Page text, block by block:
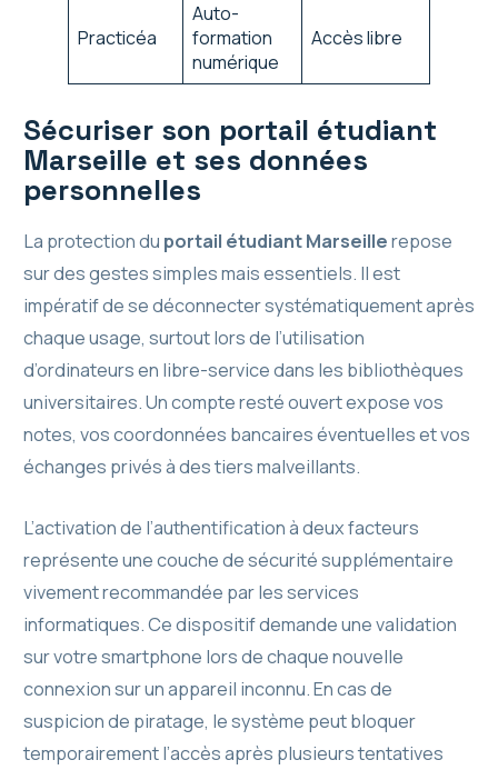
Practicéa
Auto-
formation
numérique
Accès libre
Sécuriser son portail étudiant
Marseille et ses données
personnelles
La protection du portail étudiant Marseillerepose
sur des gestes simples mais essentiels. Il est
impératif de se déconnecter systématiquement après
chaque usage, surtout lors de l’utilisation
d’ordinateurs en libre-service dans les bibliothèques
universitaires. Un compte resté ouvert expose vos
notes, vos coordonnées bancaires éventuelles et vos
échanges privés à des tiers malveillants.
L’activation de l’authentification à deux facteurs
représente une couche de sécurité supplémentaire
vivement recommandée par les services
informatiques. Ce dispositif demande une validation
sur votre smartphone lors de chaque nouvelle
connexion sur un appareil inconnu. En cas de
suspicion de piratage, le système peut bloquer
temporairement l’accès après plusieurs tentatives